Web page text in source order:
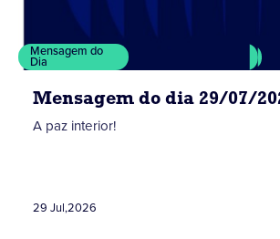
Mensagem do
Dia
Mensagem do dia 29/07/
A paz interior!
29 Jul,2026